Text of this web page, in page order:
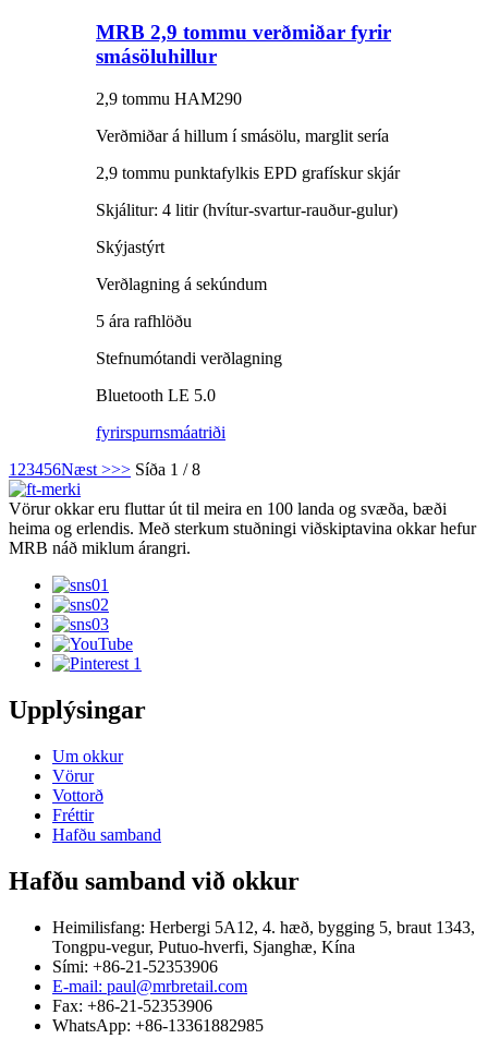
MRB 2,9 tommu verðmiðar fyrir
smásöluhillur
2,9 tommu HAM290
Verðmiðar á hillum í smásölu, marglit sería
2,9 tommu punktafylkis EPD grafískur skjár
Skjálitur: 4 litir (hvítur-svartur-rauður-gulur)
Skýjastýrt
Verðlagning á sekúndum
5 ára rafhlöðu
Stefnumótandi verðlagning
Bluetooth LE 5.0
fyrirspurnsmáatriði
1 23456Næst >>> Síða 1 / 8
Vörur okkar eru fluttar út til meira en 100 landa og svæða, bæði
heima og erlendis. Með sterkum stuðningi viðskiptavina okkar hefur
MRB náð miklum árangri.
Upplýsingar
Um okkur
Vörur
Vottorð
Fréttir
Hafðu samband
Hafðu samband við okkur
Heimilisfang: Herbergi 5A12, 4. hæð, bygging 5, braut 1343,
Tongpu-vegur, Putuo-hverfi, Sjanghæ, Kína
Sími: +86-21-52353906
E-mail: paul@mrbretail.com
Fax: +86-21-52353906
WhatsApp: +86-13361882985